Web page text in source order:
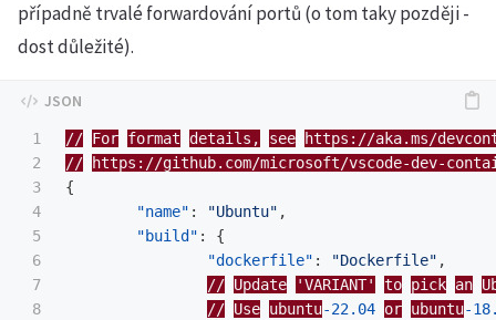
případně trvalé forwardování portů (o tom taky později -
dost důležité).
1
2
3
4
5
6
7
8
// For format details, see
https://aka.ms/
//
https://github.com/microsoft/vscode-dev-
{
"name" : "Ubuntu" ,
"build" :
{
"dockerfile" : "Dockerfile" ,
// Update 'VARIANT' to pick an
// Use ubuntu-22.04 or ubuntu-